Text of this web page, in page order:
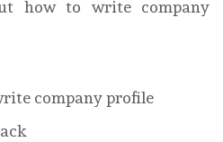
how to write company
company profile